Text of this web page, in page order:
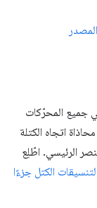
المحرّكات
اتجاه الكتلة
اطّلِع
الكتل جزءًا